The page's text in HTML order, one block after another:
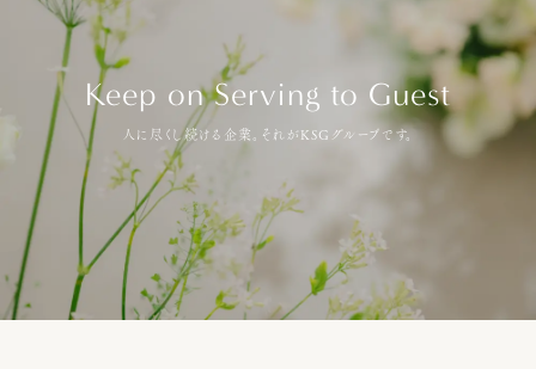
Keep on Serving to Guest
人に尽くし続ける企業。それがKSGグループです。